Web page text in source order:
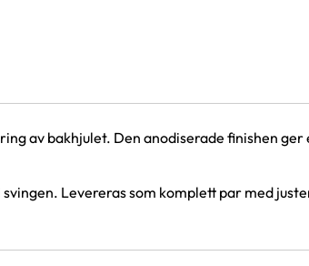
av bakhjulet. Den anodiserade finishen
Levereras som komplett par med